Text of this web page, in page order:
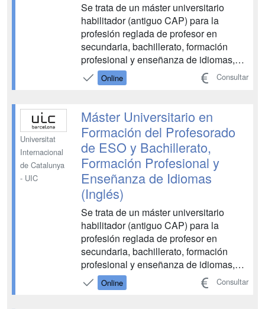
Se trata de un máster universitario
habilitador (antiguo CAP) para la
profesión reglada de profesor en
secundaria, bachillerato, formación
profesional y enseñanza de idiomas,
según consta en las normas del
ejercicio profesional, tanto en centros
públicas, como en centros de
enseñanza concertada y privada. Mod...
Online Consultar
Universitat
Internacional
de Catalunya
- UIC
Máster Universitario en
Formación del Profesorado
de ESO y Bachillerato,
Formación Profesional y
Enseñanza de Idiomas
(Inglés)
Se trata de un máster universitario
habilitador (antiguo CAP) para la
profesión reglada de profesor en
secundaria, bachillerato, formación
profesional y enseñanza de idiomas,
según consta en las normas del
ejercicio profesional, tanto en centros
Online Consultar